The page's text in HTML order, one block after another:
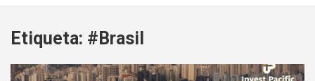
content
Etiqueta: #Brasil